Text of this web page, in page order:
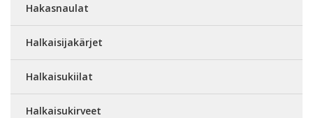
Hakasnaulat
Halkaisijakärjet
Halkaisukiilat
Halkaisukirveet